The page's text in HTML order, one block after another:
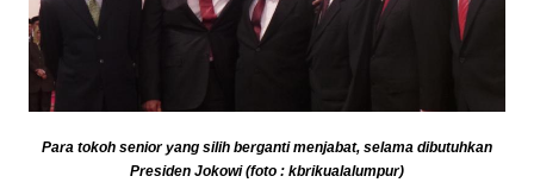
Para tokoh senior yang silih berganti menjabat, selama dibutuhkan
Presiden Jokowi (foto : kbrikualalumpur)